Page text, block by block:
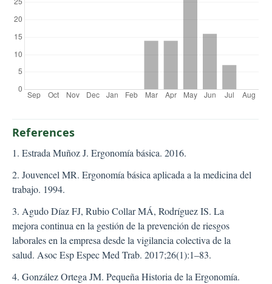
References
1. Estrada Muñoz J. Ergonomía básica. 2016.
2. Jouvencel MR. Ergonomía básica aplicada a la medicina del
trabajo. 1994.
3. Agudo Díaz FJ, Rubio Collar MÁ, Rodríguez IS. La
mejora continua en la gestión de la prevención de riesgos
laborales en la empresa desde la vigilancia colectiva de la
salud. Asoc Esp Espec Med Trab. 2017;26(1):1–83.
4. González Ortega JM. Pequeña Historia de la Ergonomía.